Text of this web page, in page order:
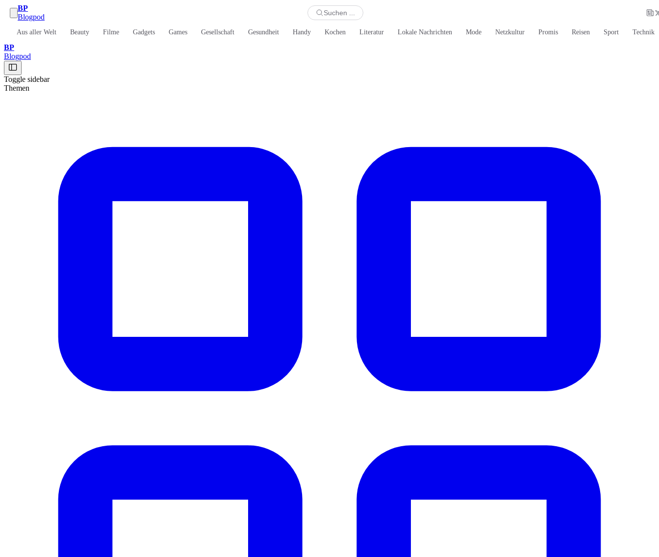
BP
Blogpod
Suchen ...
Aus aller Welt Beauty Filme Gadgets Games Gesellschaft Gesundheit Handy Kochen Literatur Lokale Nachrichten Mode Netzkultur Promis Reisen Sport Technik
BP
Blogpod
Toggle sidebar
Themen